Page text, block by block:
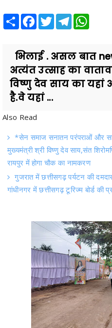
भिलाई . असल बात
विष्णु देव साय का
है.वे यहां ...
Also Read
मुख्यमंत्री श्री विष्णु देव साय,संत
रायपुर में होगा चौक का नामकरण
गुजरात में छत्तीसगढ़ पर्यटन की
गांधीनगर में छत्तीसगढ़ टूरिज्म बोर्ड की